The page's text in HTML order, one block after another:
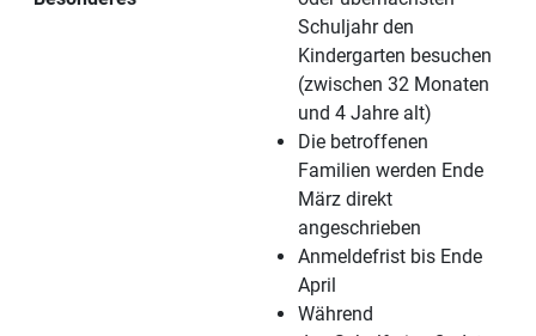
Schuljahr den
Kindergarten besuchen
(zwischen 32 Monaten
und 4 Jahre alt)
Die betroffenen
Familien werden Ende
März direkt
angeschrieben
Anmeldefrist bis Ende
April
Während